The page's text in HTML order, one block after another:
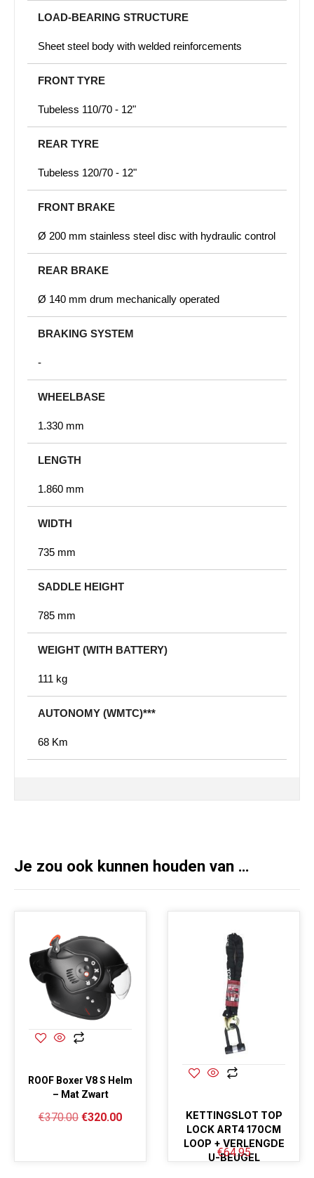
LOAD-BEARING STRUCTURE
Sheet steel body with welded reinforcements
FRONT TYRE
Tubeless 110/70 - 12"
REAR TYRE
Tubeless 120/70 - 12"
FRONT BRAKE
Ø 200 mm stainless steel disc with hydraulic control
REAR BRAKE
Ø 140 mm drum mechanically operated
BRAKING SYSTEM
-
WHEELBASE
1.330 mm
LENGTH
1.860 mm
WIDTH
735 mm
SADDLE HEIGHT
785 mm
WEIGHT (WITH BATTERY)
111 kg
AUTONOMY (WMTC)***
68 Km
Je zou ook kunnen houden van …
ROOF Boxer V8 S Helm
– Mat Zwart
€370.00 €320.00
KETTINGSLOT TOP
LOCK ART4 170CM
LOOP + VERLENGDE
U-BEUGEL
€64.95